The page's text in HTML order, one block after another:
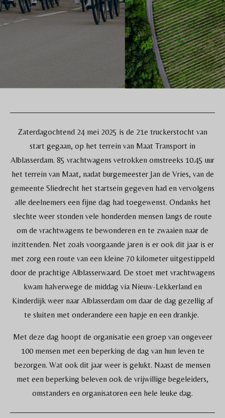
Zaterdagochtend 24 mei 2025 is de 21e truckerstocht van
start gegaan, op het terrein van Maat Transport in
Alblasserdam. 85 vrachtwagens vetrokken omstreeks 10.45 uur
het terrein van Maat, nadat burgemeester Jan de Vries, van de
gemeente Sliedrecht het startsein gegeven had en vervolgens
alle deelnemers een fijne dag had toegewenst. Ondanks het
slechte weer stonden vele honderden mensen langs de route
om de vrachtwagens te bewonderen en te zwaaien naar de
inzittenden. Net zoals voorgaande jaren is er ook dit jaar is er
met zorg een route van een kleine 70 kilometer uitgestippeld
door de prachtige Alblasserwaard. De stoet met vrachtwagens
kwam halverwege de middag via Nieuw-Lekkerland en
Kinderdijk weer naar Alblasserdam om daar de dag gezellig af
te sluiten met onderandere een hapje en een drankje.
Met deze dag hoopt de organisatie een groep van ongeveer
100 mensen met een beperking de dag van hun leven te
bezorgen. Wat ook dit jaar weer is gelukt. Naast de mensen
met een beperking beleven ook de vrijwillige begeleiders,
omstanders en organisatoren een hele leuke dag.